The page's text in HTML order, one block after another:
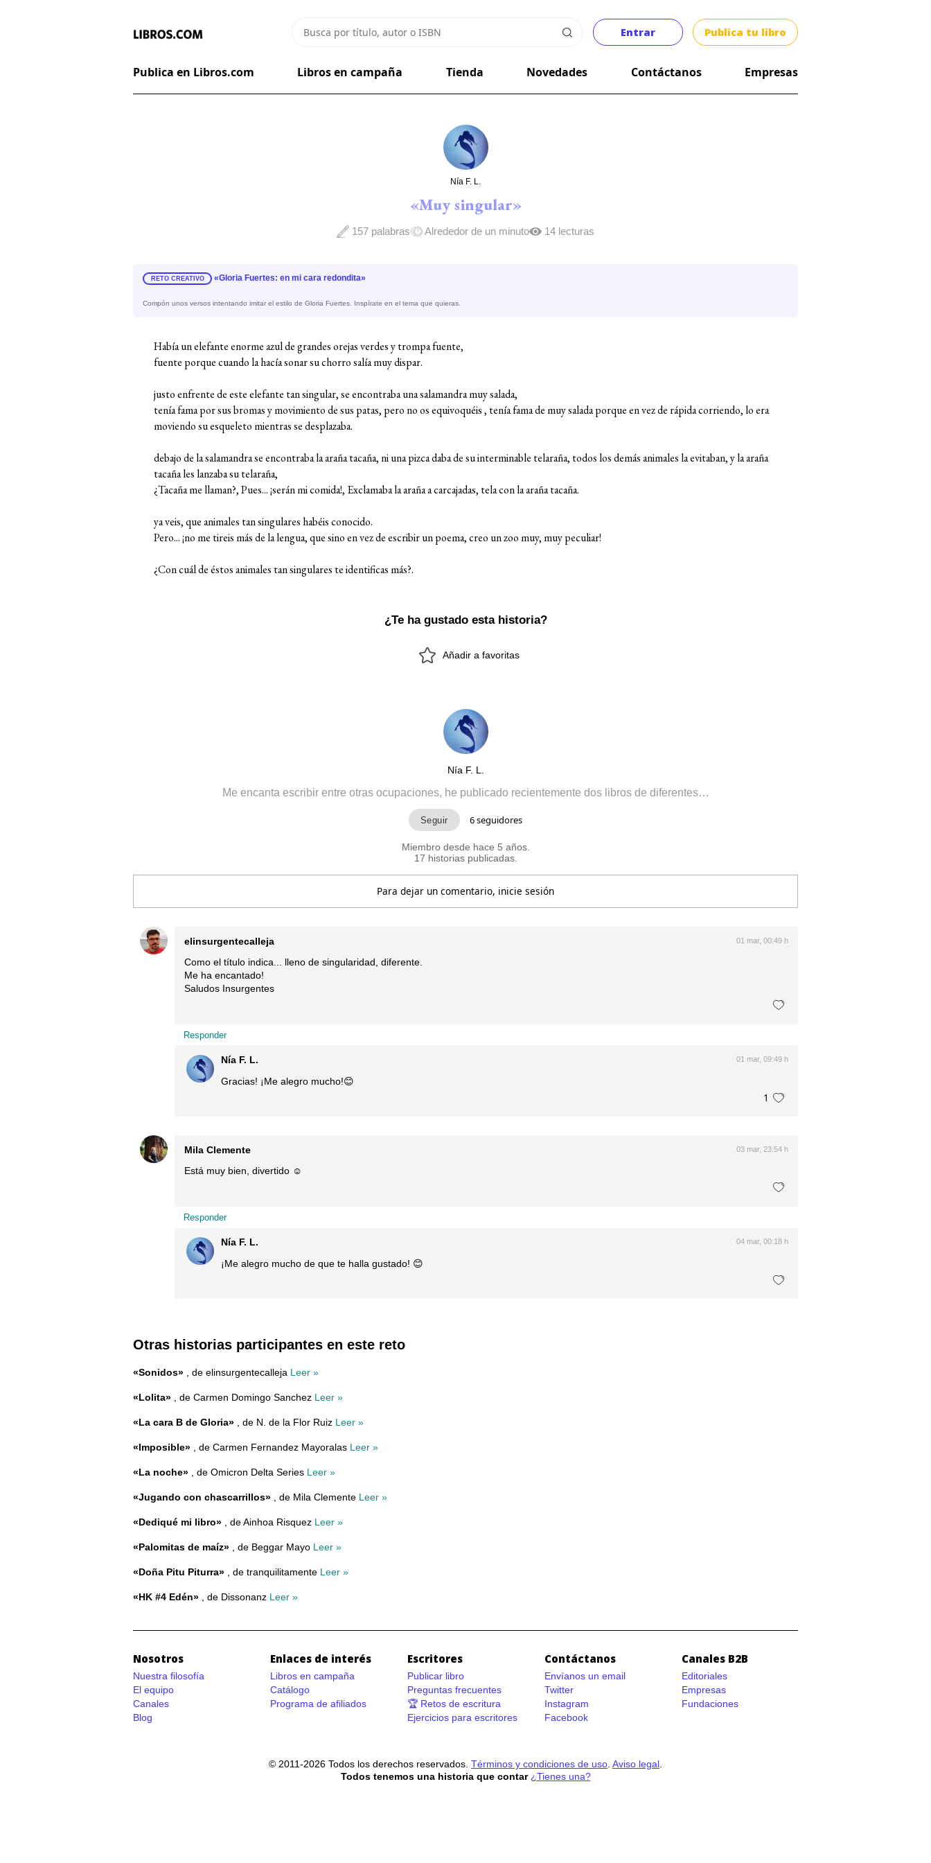
Entrar Publica tu libro
Publica en Libros.com Libros en campaña Tienda Novedades Contáctanos Empresas
Nía F. L.
«Muy singular»
157 palabras Alrededor de un minuto 14 lecturas
RETO CREATIVO «Gloria Fuertes: en mi cara redondita»
Compón unos versos intentando imitar el estilo de Gloria Fuertes. Inspírate en el tema que quieras.
Había un elefante enorme azul de grandes orejas verdes y trompa fuente,
fuente porque cuando la hacía sonar su chorro salía muy dispar.
justo enfrente de este elefante tan singular, se encontraba una salamandra muy salada,
tenía fama por sus bromas y movimiento de sus patas, pero no os equivoquéis , tenía fama de muy salada porque en vez de rápida corriendo, lo era
moviendo su esqueleto mientras se desplazaba.
debajo de la salamandra se encontraba la araña tacaña, ni una pizca daba de su interminable telaraña, todos los demás animales la evitaban, y la araña
tacaña les lanzaba su telaraña,
¿Tacaña me llaman?, Pues... ¡serán mi comida!, Exclamaba la araña a carcajadas, tela con la araña tacaña.
ya veis, que animales tan singulares habéis conocido.
Pero... ¡no me tireis más de la lengua, que sino en vez de escribir un poema, creo un zoo muy, muy peculiar!
¿Con cuál de éstos animales tan singulares te identificas más?.
¿Te ha gustado esta historia?
Añadir a favoritas
Nía F. L.
Me encanta escribir entre otras ocupaciones, he publicado recientemente dos libros de diferentes…
6seguidores
Miembro desde hace 5 años.
17 historias publicadas.
Para dejar un comentario, inicie sesión
elinsurgentecalleja 01 mar, 00:49 h
Como el título indica... lleno de singularidad, diferente.
Me ha encantado!
Saludos Insurgentes
Responder
Nía F. L. 01 mar, 09:49 h
Gracias! ¡Me alegro mucho!😊
1
Mila Clemente 03 mar, 23:54 h
Está muy bien, divertido ☺️
Responder
Nía F. L. 04 mar, 00:18 h
¡Me alegro mucho de que te halla gustado! 😊
Otras historias participantes en este reto
«Sonidos» , de elinsurgentecalleja Leer »
«Lolita» , de Carmen Domingo Sanchez Leer »
«La cara B de Gloria» , de N. de la Flor Ruiz Leer »
«Imposible» , de Carmen Fernandez Mayoralas Leer »
«La noche» , de Omicron Delta Series Leer »
«Jugando con chascarrillos» , de Mila Clemente Leer »
«Dediqué mi libro» , de Ainhoa Risquez Leer »
«Palomitas de maíz» , de Beggar Mayo Leer »
«Doña Pitu Piturra» , de tranquilitamente Leer »
«HK #4 Edén» , de Dissonanz Leer »
Nosotros
Nuestra filosofía
El equipo
Canales
Blog
Enlaces de interés
Libros en campaña
Catálogo
Programa de afiliados
Escritores
Publicar libro
Preguntas frecuentes
🏆 Retos de escritura
Ejercicios para escritores
Contáctanos
Envíanos un email
Twitter
Instagram
Facebook
Canales B2B
Editoriales
Empresas
Fundaciones
© 2011-2026 Todos los derechos reservados. Términos y condiciones de uso Aviso legal
Todos tenemos una historia que contar ¿Tienes una?